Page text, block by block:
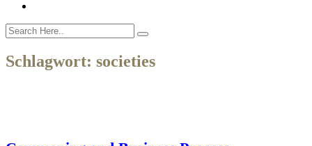
Schlagwort: societies